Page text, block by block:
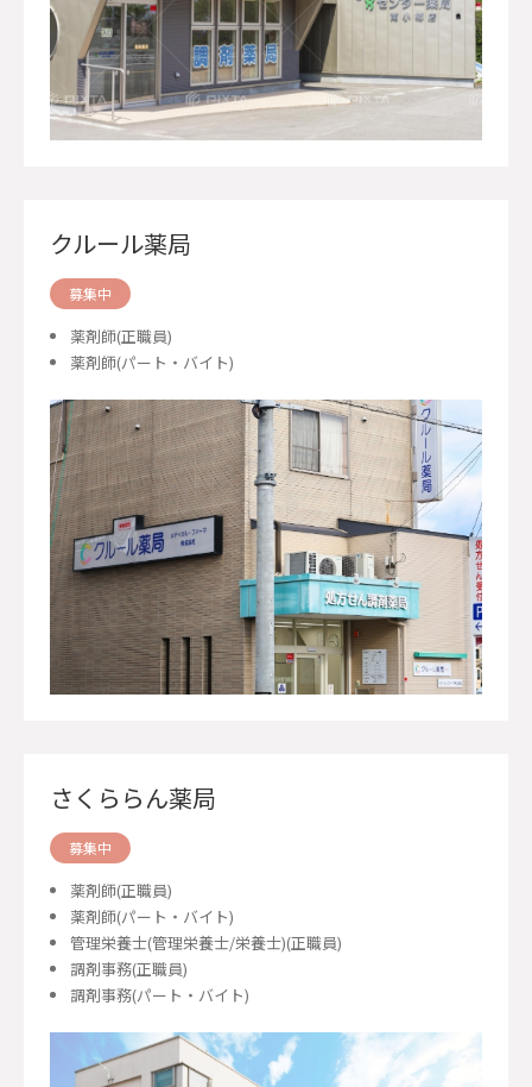
クルール薬局
募集中
薬剤師(正職員)
薬剤師(パート・バイト)
さくららん薬局
募集中
薬剤師(正職員)
薬剤師(パート・バイト)
管理栄養士(管理栄養士/栄養士)(正職員)
調剤事務(正職員)
調剤事務(パート・バイト)